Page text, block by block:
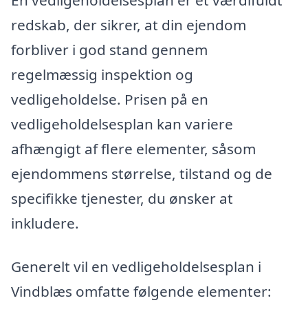
redskab, der sikrer, at din ejendom
forbliver i god stand gennem
regelmæssig inspektion og
vedligeholdelse. Prisen på en
vedligeholdelsesplan kan variere
afhængigt af flere elementer, såsom
ejendommens størrelse, tilstand og de
specifikke tjenester, du ønsker at
inkludere.
Generelt vil en vedligeholdelsesplan i
Vindblæs omfatte følgende elementer: